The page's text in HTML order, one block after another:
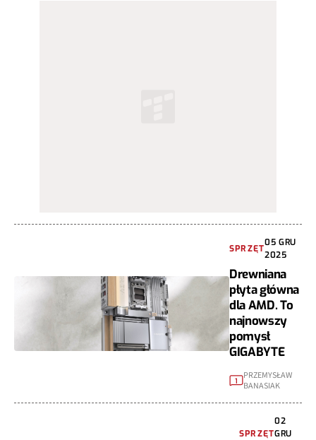
SPRZĘT
05 GRU
2025
Drewniana
płyta główna
dla AMD. To
najnowszy
pomysł
GIGABYTE
1
PRZEMYSŁAW
BANASIAK
SPRZĘT
02
GRU